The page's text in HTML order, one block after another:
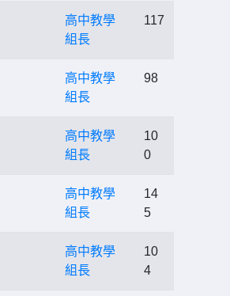
高中教學
組長
117
高中教學
組長
98
高中教學
組長
10
0
高中教學
組長
14
5
高中教學
組長
10
4